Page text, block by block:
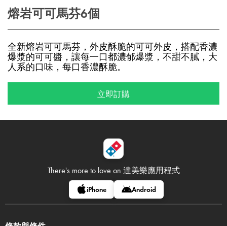
熔岩可可馬芬6個
全新熔岩可可馬芬，外皮酥脆的可可外皮，搭配香濃
爆漿的可可醬，讓每一口都濃郁爆漿，不甜不膩，大
人系的口味，每口香濃酥脆。
立即訂購
There's more to love on 達美樂應用程式
iPhone Android